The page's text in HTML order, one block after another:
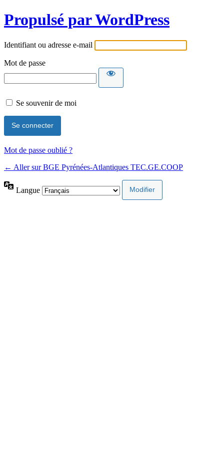
Propulsé par WordPress
Identifiant ou adresse e-mail
Mot de passe
Se souvenir de moi
Mot de passe oublié ?
← Aller sur BGE Pyrénées-Atlantiques TEC.GE.COOP
Langue